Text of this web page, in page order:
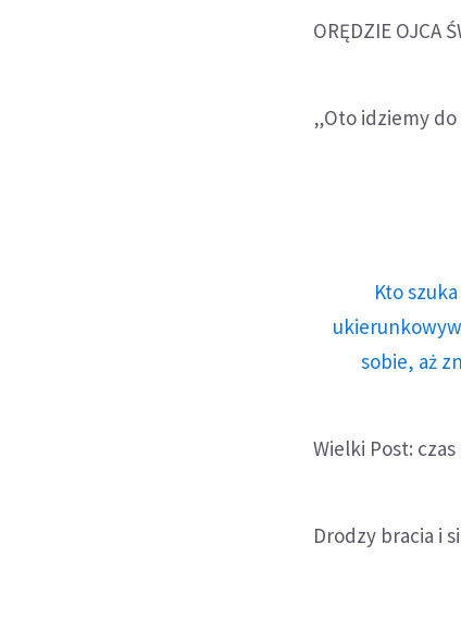
ORĘDZIE OJCA
„Oto idziemy
Kto
sobie, aż
Wielki Post:
Drodzy bracia i